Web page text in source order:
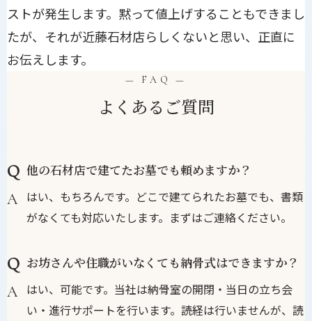
ストが発生します。黙って値上げすることもできまし
たが、それが近藤石材店らしくないと思い、正直に
お伝えします。
— FAQ —
よくあるご質問
他の石材店で建てたお墓でも頼めますか？
はい、もちろんです。どこで建てられたお墓でも、書類
がなくても対応いたします。まずはご連絡ください。
お坊さんや住職がいなくても納骨式はできますか？
はい、可能です。当社は納骨室の開閉・当日の立ち会
い・進行サポートを行います。読経は行いませんが、読